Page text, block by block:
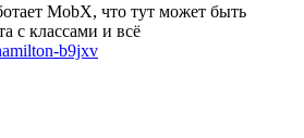
MobX, что тут может быть
с классами и всё
b9jxv